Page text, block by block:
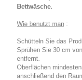
Bettwäsche.
Wie benutzt man :
Schütteln Sie das
Sprühen Sie 30 cm
entfernt.
Oberflächen
anschließend den